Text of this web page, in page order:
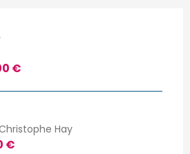
€
Hay
€